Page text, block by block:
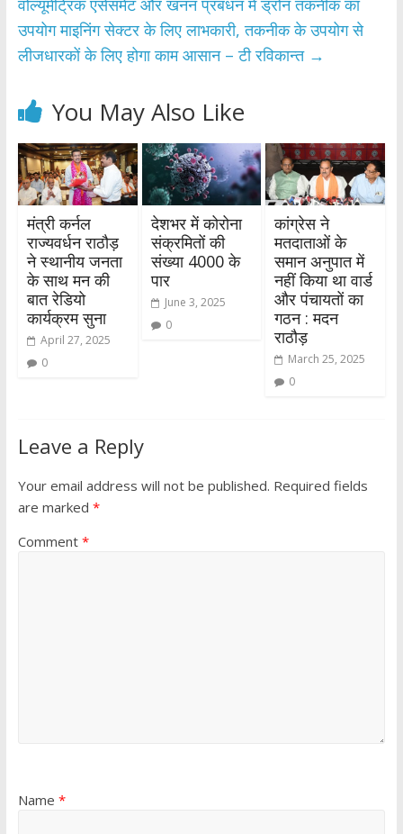
उपयोग माइनिंग सेक्टर के लिए लाभकारी, तकनीक के उपयोग से
लीजधारकों के लिए होगा काम आसान – टी रविकान्त →
You May Also Like
मंत्री कर्नल
राज्यवर्धन राठौड़
ने स्थानीय जनता
के साथ मन की
बात रेडियो
कार्यक्रम सुना
April 27, 2025
0
देशभर में कोरोना
संक्रमितों की
संख्या 4000 के
पार
June 3, 2025
0
कांग्रेस ने
मतदाताओं के
समान अनुपात में
नहीं किया था वार्ड
और पंचायतों का
गठन : मदन
राठौड़
March 25, 2025
0
Leave a Reply
Your email address will not be published. Required fields
are marked *
Comment *
Name *